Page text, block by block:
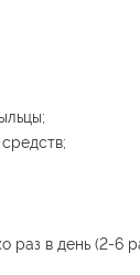
в день (2-6